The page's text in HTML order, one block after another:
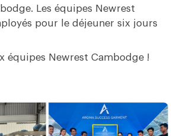
Les équipes Newrest
pour le déjeuner six jours
équipes Newrest Cambodge !